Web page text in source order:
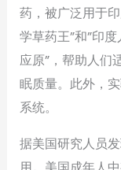
药，被广泛用于
学草药王”和”印
应原”，帮助人们
眠质量。此外，
系统。
据美国研究人员